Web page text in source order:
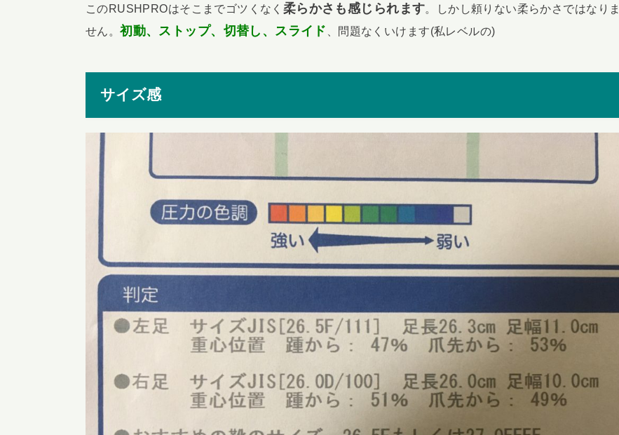
このRUSHPROはそこまでゴツくなく 柔らかさも感じられます。しかし頼りない柔らかさではなりま
せん。初動、ストップ、切替し、スライド 、問題なくいけます(私レベルの)
サイズ感